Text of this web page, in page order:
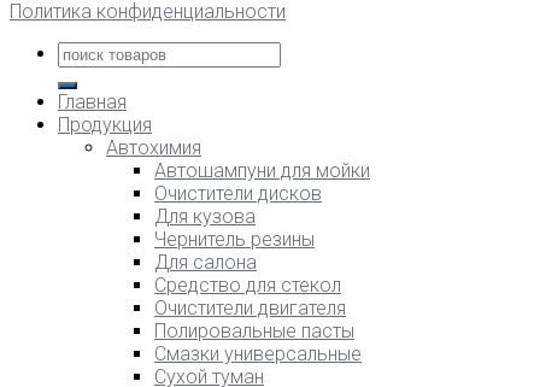
Политика конфиденциальности
Главная
Продукция
Автохимия
Автошампуни для мойки
Очистители дисков
Для кузова
Чернитель резины
Для салона
Средство для стекол
Очистители двигателя
Полировальные пасты
Смазки универсальные
Сухой туман